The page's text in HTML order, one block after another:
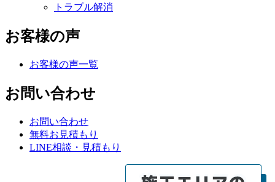
トラブル解消
お客様の声
お客様の声一覧
お問い合わせ
お問い合わせ
無料お見積もり
LINE相談・見積もり